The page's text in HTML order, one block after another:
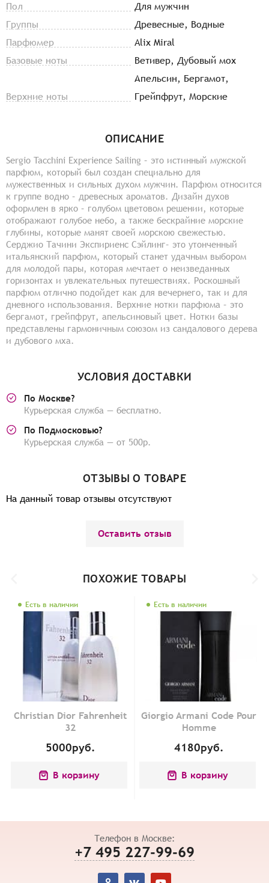
Пол
Для мужчин
Группы
Древесные, Водные
Парфюмер
Alix Miral
Базовые ноты
Ветивер, Дубовый мох
Верхние ноты
Апельсин, Бергамот,
Грейпфрут, Морские
ОПИСАНИЕ
Sergio Tacchini Experience Sailing – это истинный мужской
парфюм, который был создан специально для
мужественных и сильных духом мужчин. Парфюм относится
к группе водно – древесных ароматов. Дизайн духов
оформлен в ярко – голубом цветовом решении, которые
отображают голубое небо, а также бескрайние морские
глубины, которые манят своей морскою свежестью.
Серджио Тачини Экспириенс Сэйлинг– это утонченный
итальянский парфюм, который станет удачным выбором
для молодой пары, которая мечтает о неизведанных
горизонтах и увлекательных путешествиях. Роскошный
парфюм отлично подойдет как для вечернего, так и для
дневного использования. Верхние нотки парфюма – это
бергамот, грейпфрут, апельсиновый цвет. Нотки базы
представлены гармоничным союзом из сандалового дерева
и дубового мха.
УСЛОВИЯ ДОСТАВКИ
По Москве?
Курьерская служба — бесплатно.
По Подмосковью?
Курьерская служба — от 500р.
ОТЗЫВЫ О ТОВАРЕ
На данный товар отзывы отсутствуют
Оставить отзыв
ПОХОЖИЕ ТОВАРЫ
Есть в наличии
Christian Dior Fahrenheit
32
5000руб.
В корзину
Есть в наличии
Giorgio Armani Code Pour
Homme
4180руб.
В корзину
Телефон в Москве:
+7 495 227-99-69